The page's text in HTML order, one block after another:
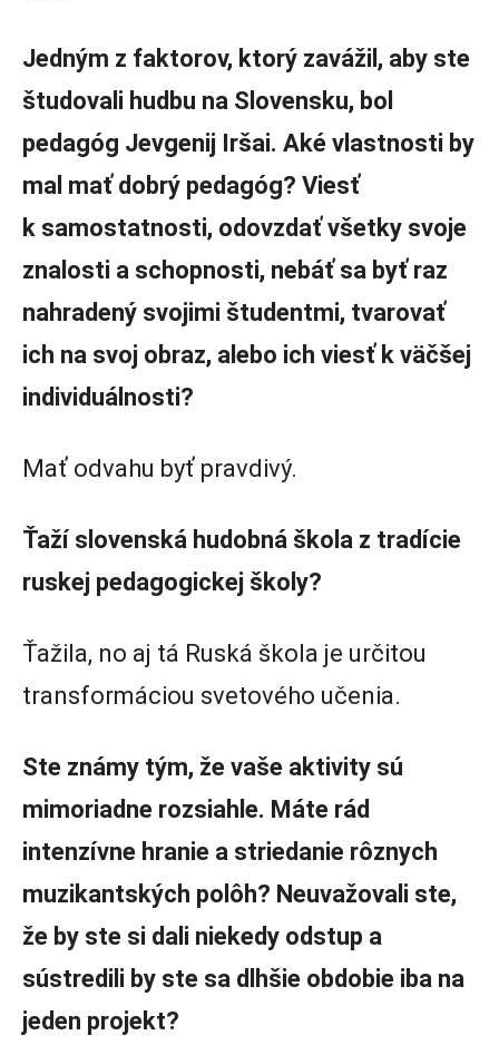
Jedným z faktorov, ktorý zavážil, aby ste
študovali hudbu na Slovensku, bol
pedagóg Jevgenij Iršai. Aké vlastnosti by
mal mať dobrý pedagóg? Viesť
k samostatnosti, odovzdať všetky svoje
znalosti a schopnosti, nebáť sa byť raz
nahradený svojimi študentmi, tvarovať
ich na svoj obraz, alebo ich viesť k väčšej
individuálnosti?
Mať odvahu byť pravdivý.
Ťaží slovenská hudobná škola z tradície
ruskej pedagogickej školy?
Ťažila, no aj tá Ruská škola je určitou
transformáciou svetového učenia.
Ste známy tým, že vaše aktivity sú
mimoriadne rozsiahle. Máte rád
intenzívne hranie a striedanie rôznych
muzikantských polôh? Neuvažovali ste,
že by ste si dali niekedy odstup a
sústredili by ste sa dlhšie obdobie iba na
jeden projekt?